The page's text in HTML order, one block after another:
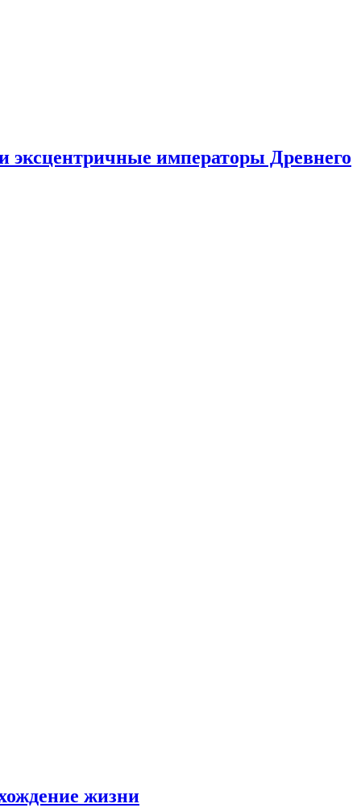
эксцентричные императоры Древнего
жизни